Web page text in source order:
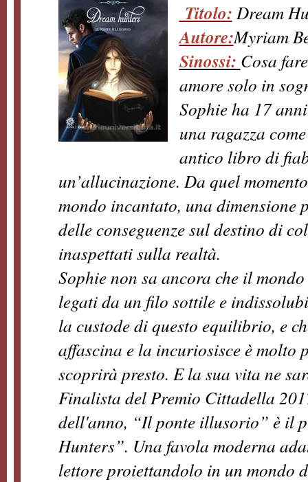
Titolo: Dream
Autore:Myriam
Sinossi: Cosa
amore solo in
Sophie ha 17
una ragazza
antico libro di
un’allucinazione. Da quel
mondo incantato, una dimensione
delle conseguenze sul destino di
inaspettati sulla realtà.
Sophie non sa ancora che il
legati da un filo sottile e
la custode di questo equilibrio, e
affascina e la incuriosisce è molto
scoprirà presto. E la sua vita ne
Finalista del Premio Cittadella
dell'anno, “Il ponte illusorio” è il
Hunters”. Una favola moderna
lettore proiettandolo in un mondo